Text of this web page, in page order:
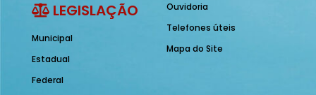
LEGISLAÇÃO
Municipal
Estadual
Federal
Ouvidoria
Telefones úteis
Mapa do Site